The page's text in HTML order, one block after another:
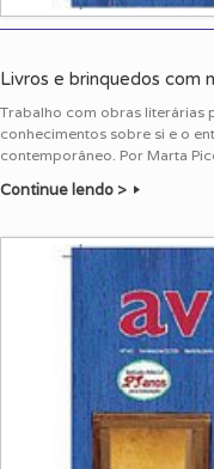
Livros e brinquedos com
Trabalho com obras literárias
conhecimentos sobre si e o
contemporâneo. Por Marta
Continue lendo >